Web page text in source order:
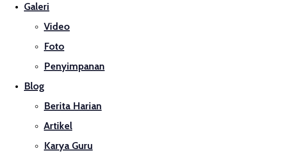
Galeri
Video
Foto
Penyimpanan
Blog
Berita Harian
Artikel
Karya Guru